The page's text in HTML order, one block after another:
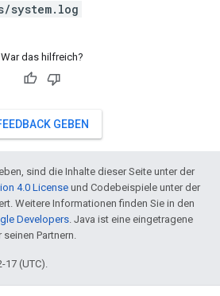
system.log
War das hilfreich?
GEBEN
sind die Inhalte dieser Seite unter der
4.0 License und Codebeispiele unter der
Weitere Informationen finden Sie in den
Developers . Java ist eine eingetragene
Partnern.
(UTC).